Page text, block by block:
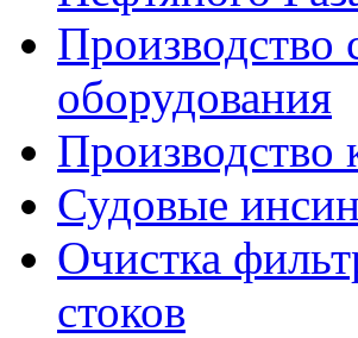
Производство
оборудования
Производство
Судовые
Очистка
стоков